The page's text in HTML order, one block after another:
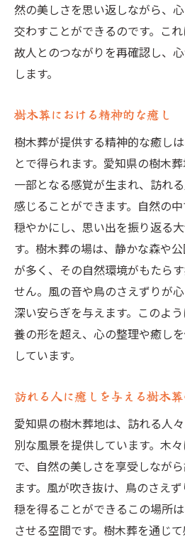
然の美しさを思い返しながら、
交わすことができるのです。こ
故人とのつながりを再確認し、
します。
樹木葬における精神的な癒し
樹木葬が提供する精神的な癒し
とで得られます。愛知県の樹木
一部となる感覚が生まれ、訪れ
感じることができます。自然の
穏やかにし、思い出を振り返る
す。樹木葬の場は、静かな森や
が多く、その自然環境がもたら
せん。風の音や鳥のさえずりが
深い安らぎを与えます。このよ
養の形を超え、心の整理や癒し
しています。
訪れる人に癒しを与える樹木
愛知県の樹木葬地は、訪れる人
別な風景を提供しています。木
で、自然の美しさを享受しなが
ます。風が吹き抜け、鳥のさえ
穏を得ることができるこの場所
させる空間です。樹木葬を通じ